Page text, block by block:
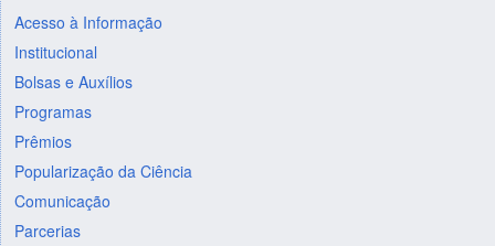
Acesso à Informação
Institucional
Bolsas e Auxílios
Programas
Prêmios
Popularização da Ciência
Comunicação
Parcerias